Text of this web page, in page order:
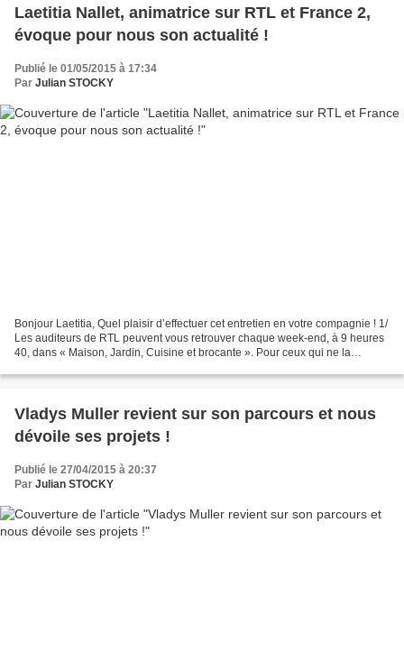
Laetitia Nallet, animatrice sur RTL et France 2,
évoque pour nous son actualité !
Publié le 01/05/2015 à 17:34
Par Julian STOCKY
Bonjour Laetitia, Quel plaisir d’effectuer cet entretien en votre compagnie ! 1/
Les auditeurs de RTL peuvent vous retrouver chaque week-end, à 9 heures
40, dans « Maison, Jardin, Cuisine et brocante ». Pour ceux qui ne la
Vladys Muller revient sur son parcours et nous
dévoile ses projets !
Publié le 27/04/2015 à 20:37
Par Julian STOCKY